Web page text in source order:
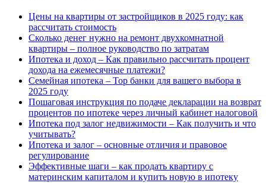
Цены на квартиры от застройщиков в 2025 году: как
рассчитать стоимость
Сколько денег нужно на ремонт двухкомнатной
квартиры – полное руководство по затратам
Ипотека и доход – Как правильно рассчитать процент
дохода на ежемесячные платежи?
Семейная ипотека – Top банки для вашего выбора в
2025 году
Пошаговая инструкция по подаче декларации на возврат
процентов по ипотеке через личный кабинет налоговой
Ипотека под залог недвижимости – Как получить и что
учитывать?
Ипотека и залог – основные отличия и правовое
регулирование
Эффективные шаги – как продать квартиру с
материнским капиталом и купить новую в ипотеку